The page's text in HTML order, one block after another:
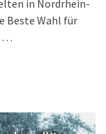
in Nordrhein-
Beste Wahl für
…